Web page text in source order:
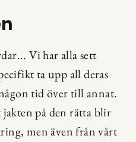
Vi har alla sett
ta upp all deras
tid över till annat.
jakten på den rätta blir
men även från vårt